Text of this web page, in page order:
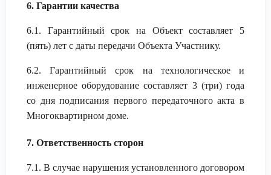
6. Гарантии качества
6.1. Гарантийный срок на Объект составляет 5
(пять) лет с даты передачи Объекта Участнику.
6.2. Гарантийный срок на технологическое и
инженерное оборудование составляет 3 (три) года
со дня подписания первого передаточного акта в
Многоквартирном доме.
7. Ответственность сторон
7.1. В случае нарушения установленного договором